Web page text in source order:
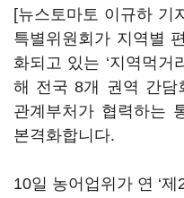
[뉴스토마토 이규하 기
특별위원회가 지역별
화되고 있는 ‘지역먹거
해 전국 8개 권역 간담
관계부처가 협력하는
본격화합니다.
10일 농어업위가 연 ‘제